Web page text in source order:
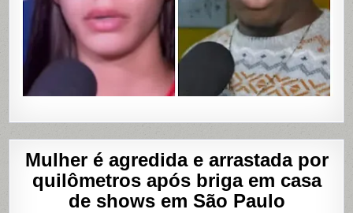
DE
VÍDEOS
ÍNTIMOS
EM
BAHIA
Mulher é agredida e arrastada por
quilômetros após briga em casa
de shows em São Paulo